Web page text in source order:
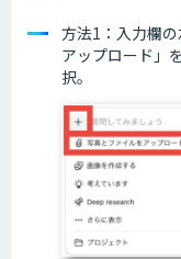
方法1：入力欄
アップロード」
択。